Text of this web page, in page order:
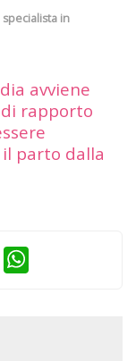
in
avviene
rapporto
parto dalla
Tumblr